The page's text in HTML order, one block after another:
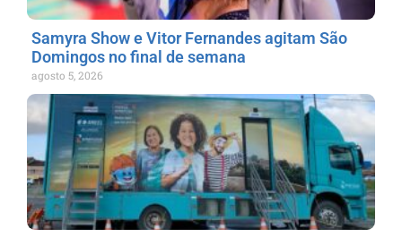
Samyra Show e Vitor Fernandes agitam São
Domingos no final de semana
agosto 5, 2026